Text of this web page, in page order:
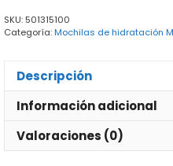
mochila
para
cantidad
SKU: 501315100
Categoría:Mochilas de hidratación
Descripción
Información adicional
Valoraciones (0)